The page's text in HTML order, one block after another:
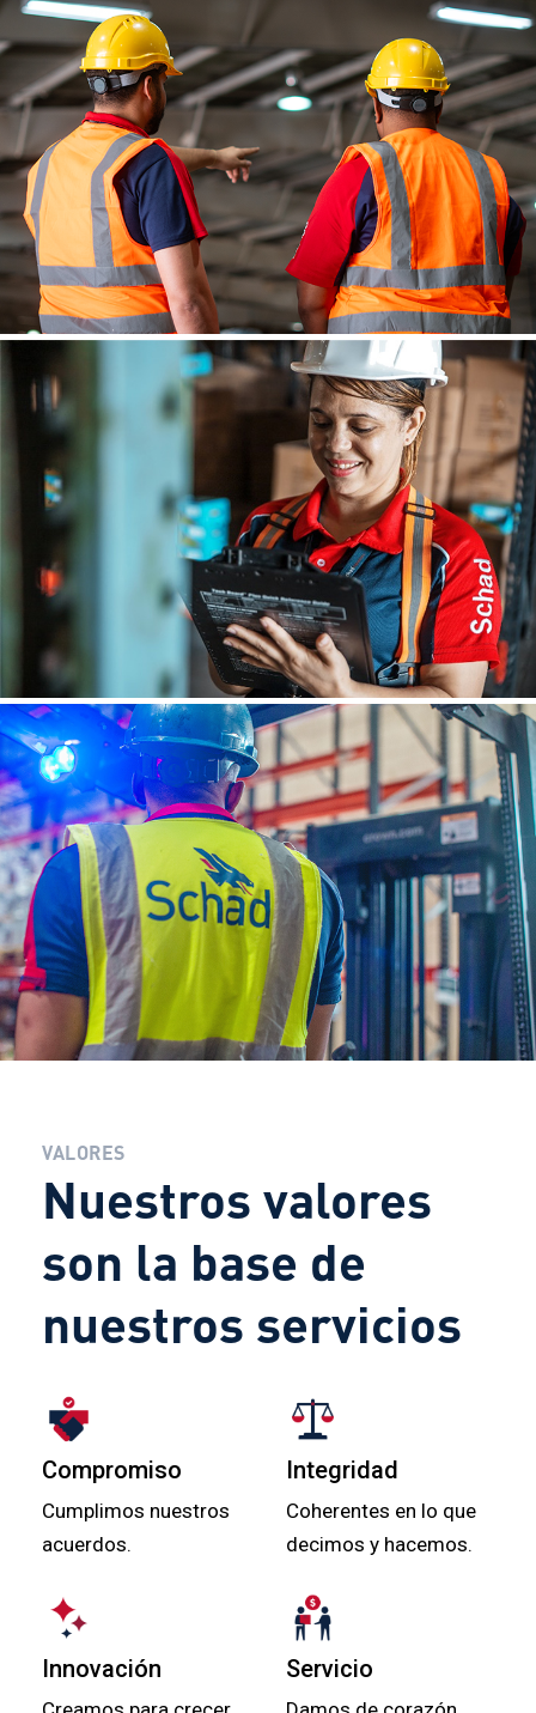
VALORES
Nuestros valores
son la base de
nuestros servicios
Compromiso
Cumplimos nuestros
acuerdos.
Integridad
Coherentes en lo que
decimos y hacemos.
Innovación Servicio